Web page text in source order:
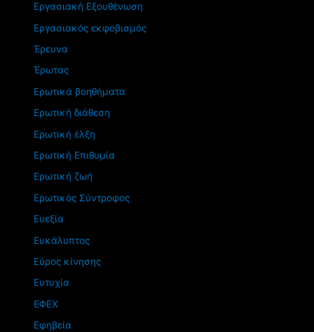
Εργασιακή Εξουθένωση
Εργασιακός εκφοβισμός
Έρευνα
Έρωτας
Ερωτικά βοηθήματα
Ερωτική διάθεση
Ερωτική έλξη
Ερωτική Επιθυμία
Ερωτική ζωή
Ερωτικός Σύντροφος
Ευεξία
Ευκάλυπτος
Εύρος κίνησης
Ευτυχία
ΕΦΕΧ
Εφηβεία